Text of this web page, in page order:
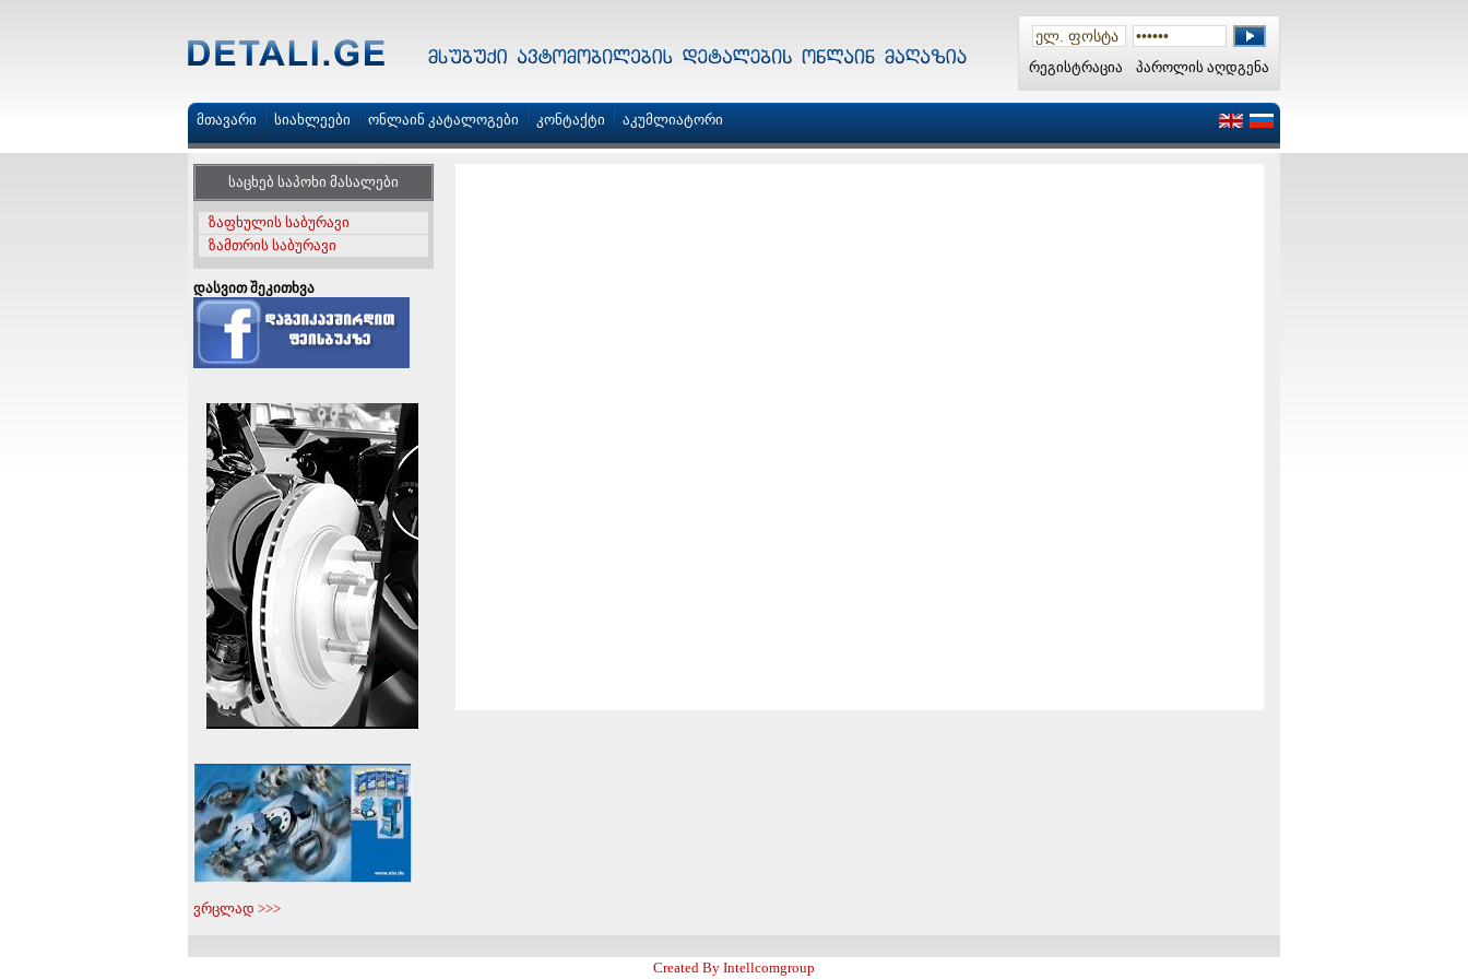
რეგისტრაცია პაროლის აღდგენა
მთავარი სიახლეები ონლაინ კატალოგები კონტაქტი აკუმლიატორი
საცხებ საპოხი მასალები
ზაფხულის საბურავი
ზამთრის საბურავი
დასვით შეკითხვა
ვრცლად >>>
Created By Intellcomgroup